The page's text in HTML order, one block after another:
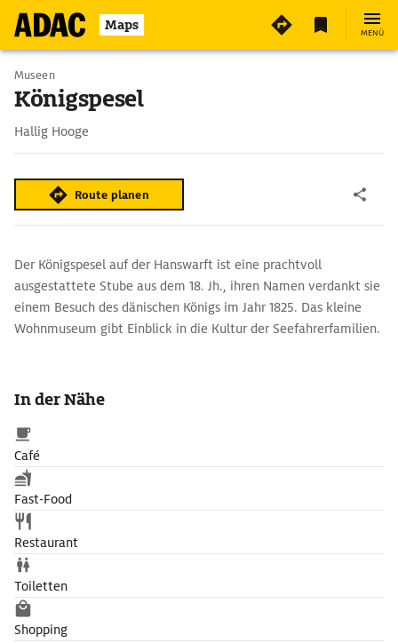
Maps MENÜ
Museen
Königspesel
Hallig Hooge
Route planen
Der Königspesel auf der Hanswarft ist eine prachtvoll
ausgestattete Stube aus dem 18. Jh., ihren Namen verdankt sie
einem Besuch des dänischen Königs im Jahr 1825. Das kleine
Wohnmuseum gibt Einblick in die Kultur der Seefahrerfamilien.
In der Nähe
Café
Fast-Food
Restaurant
Toiletten
Shopping